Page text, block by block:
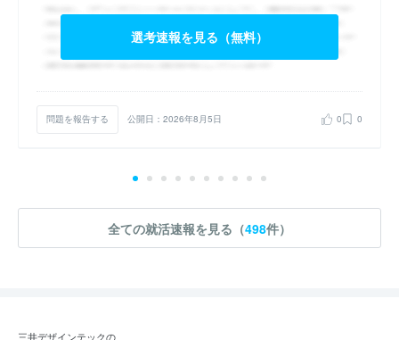
選考速報を見る（無料）
問題を報告する 公開日：2026年8月5日 0 0
全ての就活速報を見る（498件）
三井デザインテックの